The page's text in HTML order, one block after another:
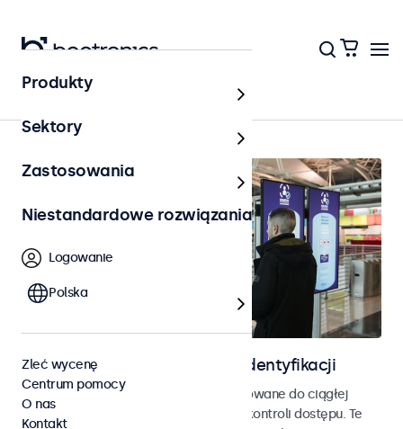
Strona główna
Ekrany do kontroli dostępu i identyfikacji
Monitory i ekrany dotykowe zaprojektowane do ciągłej
pracy i płynnej integracji z systemami kontroli dostępu. Te
Produkty
Sektory
Zastosowania
Niestandardowe rozwiązania
Logowanie
Polska
Zleć wycenę
Centrum pomocy
O nas
Kontakt